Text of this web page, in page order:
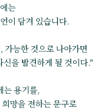
는
이 담겨 있습니다.
가능한 것으로 나아가면
을 발견하게 될 것이다."
는 용기를,
망을 전하는 문구로